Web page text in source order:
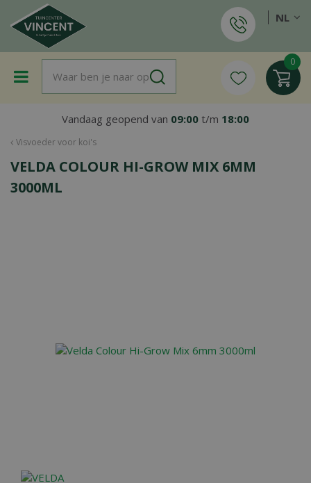
a
Visvoeder voor koi's
Vandaag geopend van 09:00 t/m 18:00
NL
VELDA COLOUR HI-GROW MIX 6MM
3000ML